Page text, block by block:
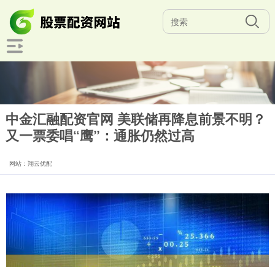
中金汇融配资官网 美联储再降息前景不明？
又一票委唱“鹰”：通胀仍然过高
网站：翔云优配